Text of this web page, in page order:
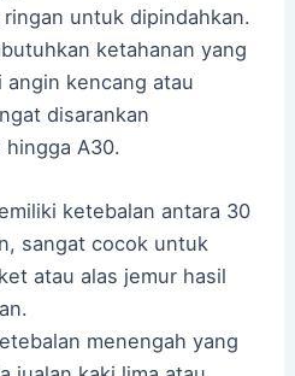
untuk dipindahkan.
ketahanan yang
angin kencang atau
disarankan
hingga A30.
ketebalan antara 30
sangat cocok untuk
atau alas jemur hasil
menengah yang